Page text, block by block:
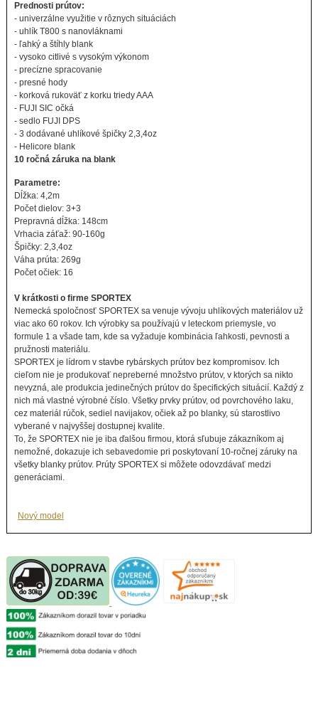
Prednosti prútov:
- univerzálne využitie v rôznych situáciách
- uhlík T800 s nanovláknami
- ľahký a štíhly blank
- vysoko citlivé s vysokým výkonom
- precízne spracovanie
- presné hody
- korková rukoväť z korku triedy AAA
- FUJI SIC očká
- sedlo FUJI DPS
- 3 dodávané uhlíkové špičky 2,3,4oz
- Helicore blank
10 ročná záruka na blank
Parametre:
Dĺžka: 4,2m
Počet dielov: 3+3
Prepravná dĺžka: 148cm
Vrhacia záťaž: 90-160g
Špičky: 2,3,4oz
Váha prúta: 269g
Počet očiek: 16
V krátkosti o firme SPORTEX
Nemecká spoločnosť SPORTEX sa venuje vývoju uhlíkových materiálov už
viac ako 60 rokov. Ich výrobky sa používajú v leteckom priemysle, vo
formule 1 a všade tam, kde sa vyžaduje kombinácia ľahkosti, pevnosti a
pružnosti materiálu.
SPORTEX je lídrom v stavbe rybárskych prútov bez kompromisov. Ich
cieľom nie je produkovať nepreberné množstvo prútov, v ktorých sa nikto
nevyzná, ale produkcia jedinečných prútov do špecifických situácií. Každý z
nich má vlastné výrobné číslo. Všetky prvky prútov, od povrchového laku,
cez materiál rúčok, sediel navijakov, očiek až po blanky, sú starostlivo
vyberané v najvyššej dostupnej kvalite.
To, že SPORTEX nie je iba ďalšou firmou, ktorá sľubuje zákazníkom aj
nemožné, dokazuje ich sebavedomie pri poskytovaní 10-ročnej záruky na
všetky blanky prútov. Prúty SPORTEX si môžete odovzdávať medzi
generáciami.
Nový model